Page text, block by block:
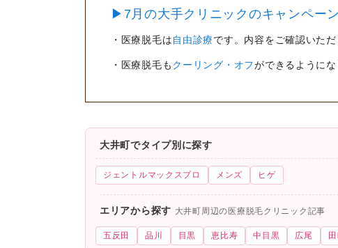
▶7月の大手クリニックのキャンペー
・医療脱毛は自由診療です。内容をご確認いただ
・医療脱毛もクーリング・オフができるように
大井町でタイプ別に探す
ジェントルマックスプロ メンズ ヒゲ
エリアから探す 大井町周辺の医療脱毛クリニック記事
五反田 品川 目黒 恵比寿 中目黒 広尾